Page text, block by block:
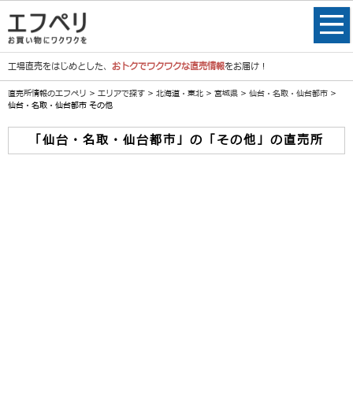
工場直売をはじめとした、 おトクでワクワクな直売情報をお届け！
直売所情報のエフペリ > エリアで探す > 北海道・東北 > 宮城県 > 仙台・名取・仙台都市 >
仙台・名取・仙台都市 その他
「仙台・名取・仙台都市」の「その他」の直売所